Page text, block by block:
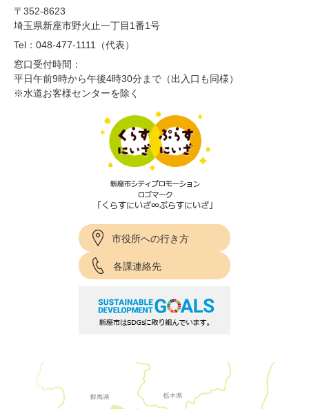
〒352-8623
埼玉県新座市野火止一丁目1番1号
Tel：048-477-1111（代表）
窓口受付時間：
平日午前9時から午後4時30分まで（出入口も同様）
※水道お客様センターを除く
市役所への行き方
各課連絡先